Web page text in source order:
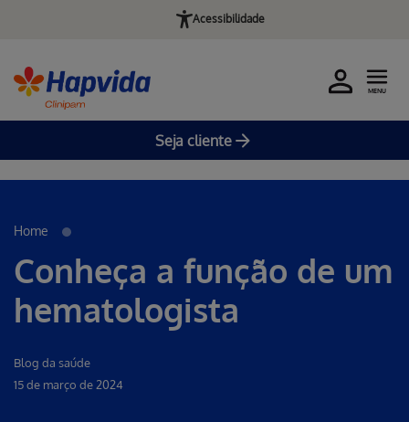
Pular para o Conteúdo principal
Acessibilidade
Seja cliente
MENU
Home
Conheça a função de um
hematologista
Blog da saúde
15 de março de 2024